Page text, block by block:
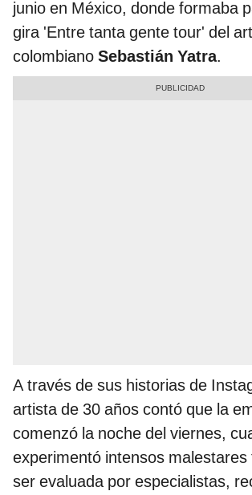
junio en México, donde formaba
gira 'Entre tanta gente tour' del
colombiano Sebastián Yatra.
A través de sus historias de
artista de 30 años contó que la
comenzó la noche del viernes,
experimentó intensos
ser evaluada por especialistas,